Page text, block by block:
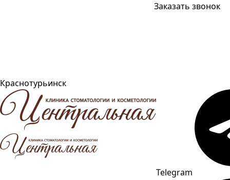
Краснотурьинск
Заказать звонок
Telegram